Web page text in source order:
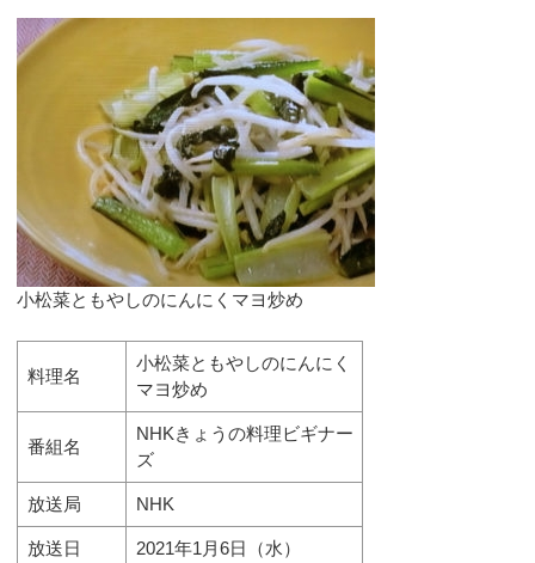
小松菜ともやしのにんにくマヨ炒め
料理名
小松菜ともやしのにんにく
マヨ炒め
番組名
NHKきょうの料理ビギナー
ズ
放送局 NHK
放送日 2021年1月6日（水）